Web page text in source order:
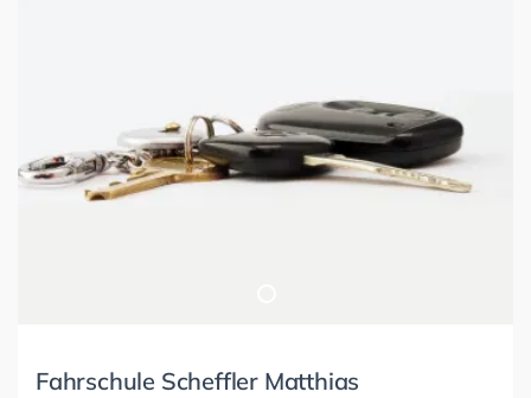
Fahrschule Scheffler Matthias